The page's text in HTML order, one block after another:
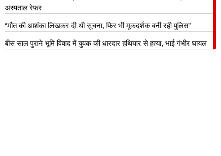
अस्पताल रेफर
“मौत की आशंका लिखकर दी थी सूचना, फिर भी मूकदर्शक बनी रही पुलिस”
बीस साल पुराने भूमि विवाद में युवक की धारदार हथियार से हत्या, भाई गंभीर घायल